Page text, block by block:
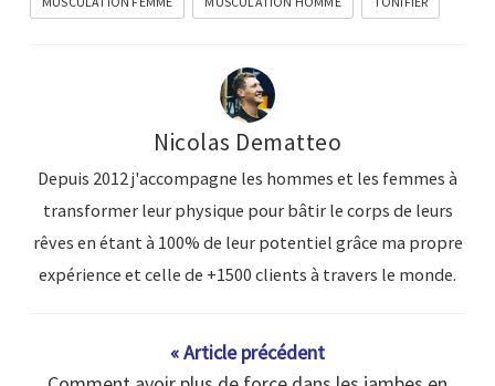
Nicolas Dematteo
Depuis 2012 j'accompagne les hommes et les femmes à
transformer leur physique pour bâtir le corps de leurs
rêves en étant à 100% de leur potentiel grâce ma propre
expérience et celle de +1500 clients à travers le monde.
« Article précédent